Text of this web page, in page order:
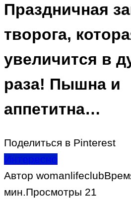
Праздничная
творога,
увеличится в
раза! Пышна и
аппетитна…
Поделиться в Pinterest
Интересно
Автор womanlifeclub
мин.Просмотры 21